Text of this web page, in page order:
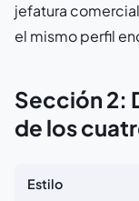
jefatura
el mismo perfil
Sección 2:
de los
Estilo